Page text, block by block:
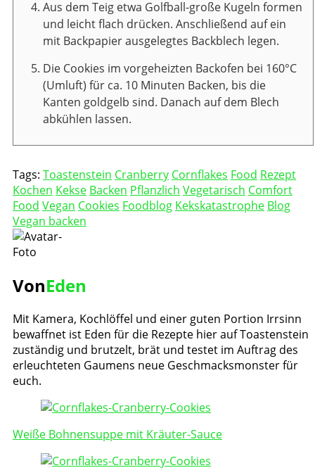
Aus dem Teig etwa Golfball-große Kugeln formen
und leicht flach drücken. Anschließend auf ein
mit Backpapier ausgelegtes Backblech legen.
Die Cookies im vorgeheizten Backofen bei 160°C
(Umluft) für ca. 10 Minuten Backen, bis die
Kanten goldgelb sind. Danach auf dem Blech
abkühlen lassen.
Tags: Toastenstein Cranberry Cornflakes Food Rezept
Kochen Kekse Backen Pflanzlich Vegetarisch Comfort
Food Vegan Cookies Foodblog Kekskatastrophe Blog
Vegan backen
VonEden
Mit Kamera, Kochlöffel und einer guten Portion Irrsinn
bewaffnet ist Eden für die Rezepte hier auf Toastenstein
zuständig und brutzelt, brät und testet im Auftrag des
erleuchteten Gaumens neue Geschmacksmonster für
euch.
Post
Navigation
Weiße Bohnensuppe mit Kräuter-Sauce